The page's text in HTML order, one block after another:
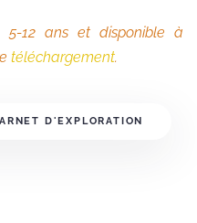
12 ans et disponible à
téléchargement.
D'EXPLORATION